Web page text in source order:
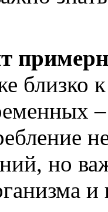
близко
но
и